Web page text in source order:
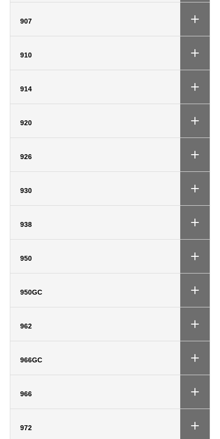
907
910
914
920
926
930
938
950
950GC
962
966GC
966
972